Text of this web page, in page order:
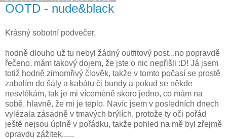
OOTD - nude&black
Krásný sobotní podvečer,
hodně dlouho už tu nebyl žádný outfitový post...no popravdě
řečeno, mám takový dojem, že jste o nic nepřišli :D! Já jsem
totiž hodně zimomřivý člověk, takže v tomto počasí se prostě
zabalím do šály a kabátu či bundy a pokud se někde
nesvlékám, tak je mi víceméně skoro jedno, co mám na
sobě, hlavně, že mi je teplo. Navíc jsem v posledních dnech
vylézala zásadně v tmavých brýlích, protože ty oči pořád
ještě nejsou úplně v pořádku, takže pohled na mě byl zřejmě
opravdu zážitek......